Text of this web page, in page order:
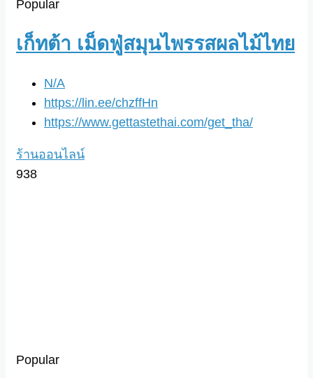
Popular
เก็ทต้า เม็ดฟู่สมุนไพรรสผลไม้ไทย
N/A
https://lin.ee/chzffHn
https://www.gettastethai.com/get_tha/
ร้านออนไลน์
938
Popular